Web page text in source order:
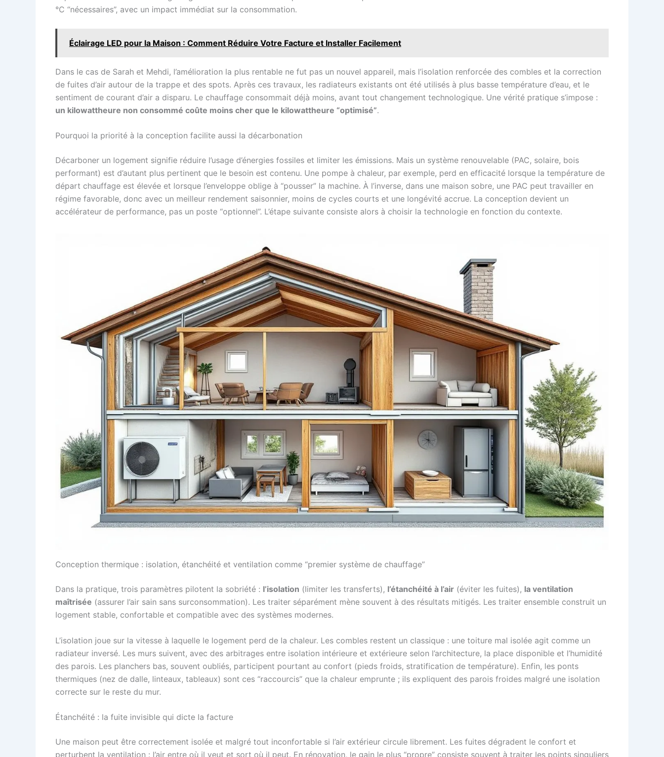
°C “nécessaires”, avec un impact immédiat sur la consommation.
Éclairage LED pour la Maison : Comment Réduire Votre Facture et Installer Facilement
Dans le cas de Sarah et Mehdi, l’amélioration la plus rentable ne fut pas un nouvel appareil, mais l’isolation renforcée des combles et la correction
de fuites d’air autour de la trappe et des spots. Après ces travaux, les radiateurs existants ont été utilisés à plus basse température d’eau, et le
sentiment de courant d’air a disparu. Le chauffage consommait déjà moins, avant tout changement technologique. Une vérité pratique s’impose :
un kilowattheure non consommé coûte moins cher que le kilowattheure “optimisé”.
Pourquoi la priorité à la conception facilite aussi la décarbonation
Décarboner un logement signifie réduire l’usage d’énergies fossiles et limiter les émissions. Mais un système renouvelable (PAC, solaire, bois
performant) est d’autant plus pertinent que le besoin est contenu. Une pompe à chaleur, par exemple, perd en efficacité lorsque la température de
départ chauffage est élevée et lorsque l’enveloppe oblige à “pousser” la machine. À l’inverse, dans une maison sobre, une PAC peut travailler en
régime favorable, donc avec un meilleur rendement saisonnier, moins de cycles courts et une longévité accrue. La conception devient un
accélérateur de performance, pas un poste “optionnel”. L’étape suivante consiste alors à choisir la technologie en fonction du contexte.
Conception thermique : isolation, étanchéité et ventilation comme “premier système de chauffage”
Dans la pratique, trois paramètres pilotent la sobriété : l’isolation (limiter les transferts), l’étanchéité à l’air (éviter les fuites), la ventilation
maîtrisée (assurer l’air sain sans surconsommation). Les traiter séparément mène souvent à des résultats mitigés. Les traiter ensemble construit un
logement stable, confortable et compatible avec des systèmes modernes.
L’isolation joue sur la vitesse à laquelle le logement perd de la chaleur. Les combles restent un classique : une toiture mal isolée agit comme un
radiateur inversé. Les murs suivent, avec des arbitrages entre isolation intérieure et extérieure selon l’architecture, la place disponible et l’humidité
des parois. Les planchers bas, souvent oubliés, participent pourtant au confort (pieds froids, stratification de température). Enfin, les ponts
thermiques (nez de dalle, linteaux, tableaux) sont ces “raccourcis” que la chaleur emprunte ; ils expliquent des parois froides malgré une isolation
correcte sur le reste du mur.
Étanchéité : la fuite invisible qui dicte la facture
Une maison peut être correctement isolée et malgré tout inconfortable si l’air extérieur circule librement. Les fuites dégradent le confort et
perturbent la ventilation : l’air entre où il veut et sort où il peut. En rénovation, le gain le plus “propre” consiste souvent à traiter les points singuliers